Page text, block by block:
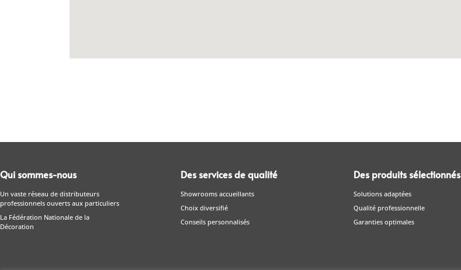
Qui sommes-nous
Un vaste réseau de distributeurs
professionnels ouverts aux particuliers
La Fédération Nationale de la
Décoration
Des services de qualité
Showrooms accueillants
Choix diversifié
Conseils personnalisés
Des produits sélectionnés
Solutions adaptées
Qualité professionnelle
Garanties optimales